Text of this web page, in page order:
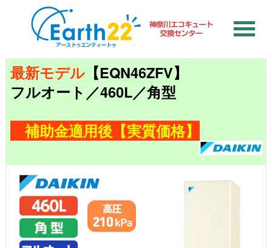
最新モデル 【EQN46ZFV】
フルオート／460L／角型
補助金適用後【実質価格】